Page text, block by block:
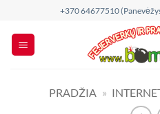
content
+370 64677510
PRADŽIA »